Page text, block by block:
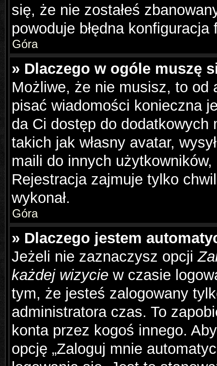
się, że nie zostałeś
powoduje błędna konfiguracja
Góra
» Dlaczego w ogóle muszę
Możliwe, że nie musisz, to od
pisać wiadomości konieczna
da Ci dostęp do
takich jak własny avatar,
maili do innych
Rejestracja zajmuje tylko
wykonał.
Góra
» Dlaczego jestem
Jeżeli nie zaznaczysz opcji
każdej wizycie w czasie
tym, że jesteś zalogowany
administratora czas. To
konta przez kogoś innego.
opcję „Zaloguj mnie